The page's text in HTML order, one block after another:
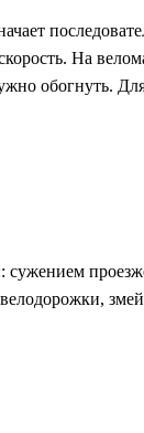
На
обогнуть.